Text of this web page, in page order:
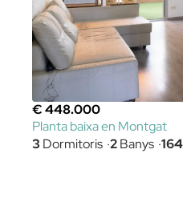
€ 448.000
Planta baixa en Montgat
3 Dormitoris 2Banys